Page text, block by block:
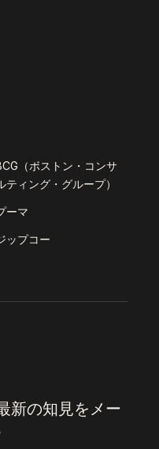
（ボストン・コンサ
ティング・グループ）
ーマ
ップコー
新の知見をメー